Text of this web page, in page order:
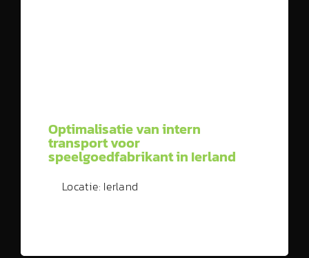
Optimalisatie van intern
transport voor
speelgoedfabrikant in Ierland
Locatie: Ierland